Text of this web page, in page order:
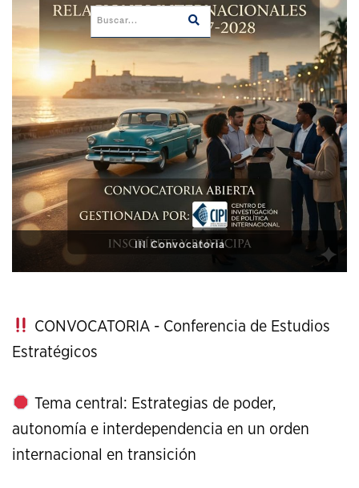
XI Conference on Strategic Studies
CONVOCATORIA - Conferencia de Estudios
Estratégicos
Tema central: Estrategias de poder,
autonomía e interdependencia en un orden
internacional en transición